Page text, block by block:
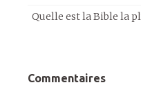
Quelle est la Bible la
Commentaires